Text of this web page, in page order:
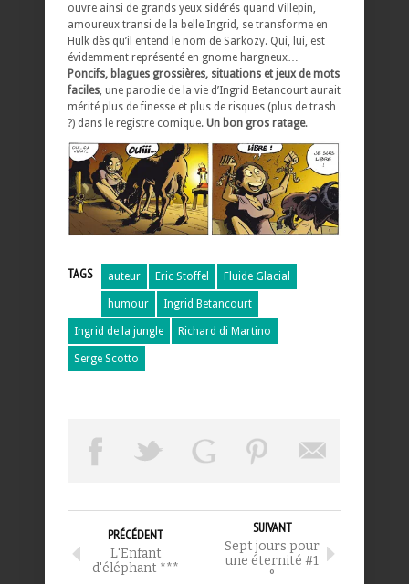
ouvre ainsi de grands yeux sidérés quand Villepin,
amoureux transi de la belle Ingrid, se transforme en
Hulk dès qu’il entend le nom de Sarkozy. Qui, lui, est
évidemment représenté en gnome hargneux…
Poncifs, blagues grossières, situations et jeux de mots
faciles, une parodie de la vie d’Ingrid Betancourt aurait
mérité plus de finesse et plus de risques (plus de trash
?) dans le registre comique. Un bon gros ratage.
TAGS auteur Eric Stoffel Fluide Glacial
humour Ingrid Betancourt
Ingrid de la jungle Richard di Martino
Serge Scotto
PRÉCÉDENT
L'Enfant
d'éléphant ***
SUIVANT
Sept jours pour
une éternité #1
°